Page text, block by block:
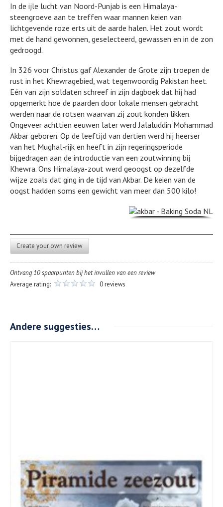
In de ijle lucht van Noord-Punjab is een Himalaya-
steengroeve aan te treffen waar mannen keien van
lichtgevende roze erts uit de aarde halen. Het zout wordt
met de hand gewonnen, geselecteerd, gewassen en in de zon
gedroogd.
In 326 voor Christus gaf Alexander de Grote zijn troepen de
rust in het Khewragebied, wat tegenwoordig Pakistan heet.
Eén van zijn soldaten schreef in zijn dagboek dat hij had
opgemerkt hoe de paarden door lokale mensen gebracht
werden naar de rotsen waarvan zij zout konden likken.
Ongeveer achttien eeuwen later werd Jalaluddin Mohammad
Akbar geboren. Op de leeftijd van dertien werd hij heerser
van het Mughal-rijk en heeft in zijn regeringsperiode
bijgedragen aan de introductie van een zoutwinning bij
Khewra. Ons Himalaya-zout werd geoogst op dezelfde
wijze zoals dat ging in de tijd van Akbar. De keien van de
oogst hadden soms een gewicht van meer dan 500 kilo!
Create your own review
Ontvang 10 spaarpunten bij het invullen van een review
Average rating:
0 reviews
Andere suggesties…